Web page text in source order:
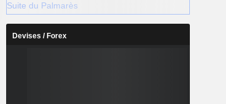
Suite du Palmarès
Devises / Forex